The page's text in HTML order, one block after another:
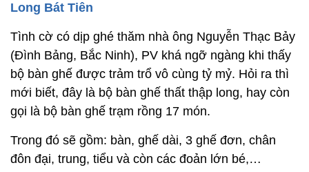
Long Bát Tiên
Tình cờ có dịp ghé thăm nhà ông Nguyễn Thạc Bảy
(Đình Bảng, Bắc Ninh), PV khá ngỡ ngàng khi thấy
bộ bàn ghế được trảm trổ vô cùng tỷ mỷ. Hỏi ra thì
mới biết, đây là bộ bàn ghế thất thập long, hay còn
gọi là bộ bàn ghế trạm rồng 17 món.
Trong đó sẽ gồm: bàn, ghế dài, 3 ghế đơn, chân
đôn đại, trung, tiểu và còn các đoản lớn bé,…